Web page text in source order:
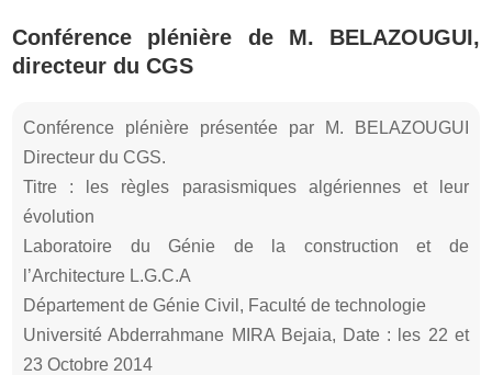
Conférence plénière de M. BELAZOUGUI,
directeur du CGS
Conférence plénière présentée par M. BELAZOUGUI
Directeur du CGS.
Titre : les règles parasismiques algériennes et leur
évolution
Laboratoire du Génie de la construction et de
l’Architecture L.G.C.A
Département de Génie Civil, Faculté de technologie
Université Abderrahmane MIRA Bejaia, Date : les 22 et
23 Octobre 2014